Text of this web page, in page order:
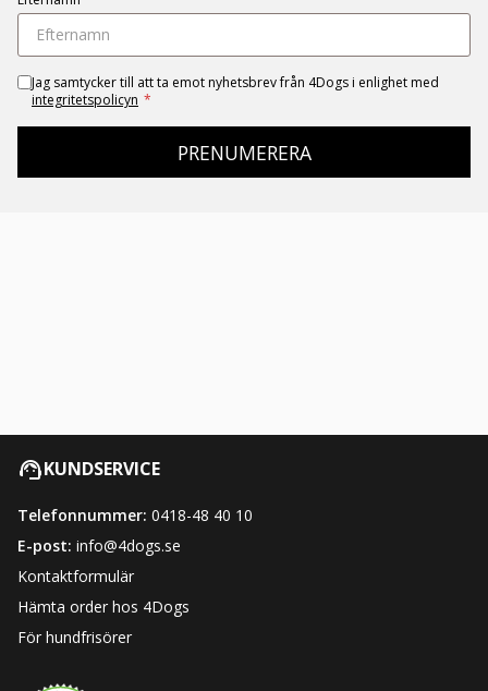
Jag samtycker till att ta emot nyhetsbrev från 4Dogs i enlighet med
integritetspolicyn *
PRENUMERERA
KUNDSERVICE
Telefonnummer: 0418-48 40 10
E-post: info@4dogs.se
Kontaktformulär
Hämta order hos 4Dogs
För hundfrisörer